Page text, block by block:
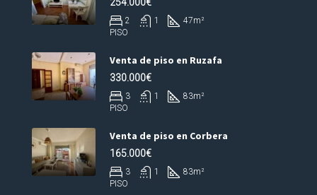
2 1 47m²
PISO
Venta de piso en Ruzafa
330.000€
3 1 83m²
PISO
Venta de piso en Corbera
165.000€
3 1 83m²
PISO